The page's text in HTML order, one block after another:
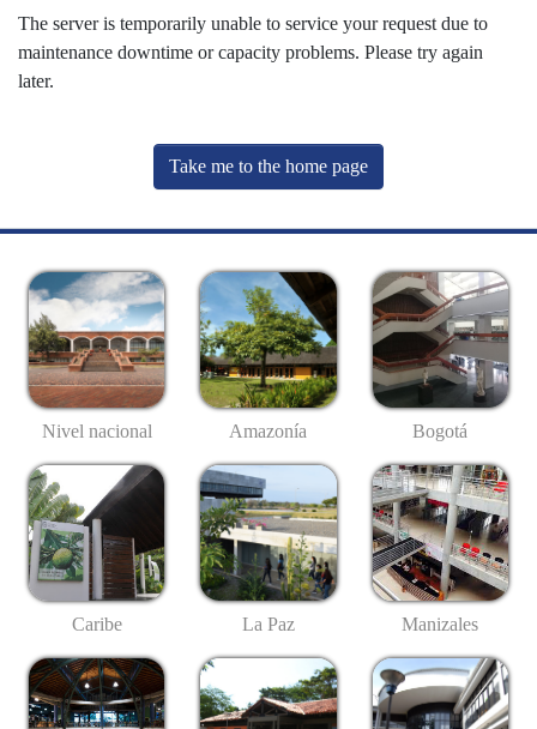
The server is temporarily unable to service your request due to
maintenance downtime or capacity problems. Please try again
later.
Take me to the home page
Nivel nacional Amazonía Bogotá
Caribe La Paz Manizales